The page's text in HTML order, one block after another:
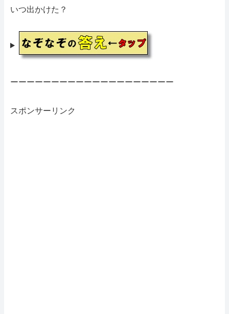
いつ出かけた？
ーーーーーーーーーーーーーーーーーーーー
スポンサーリンク